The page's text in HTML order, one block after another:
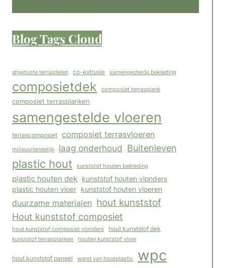
Blog Tags Cloud
afgetopte terrasdelen co-extrusie samengestelde bekleding
composietdek composiet terrasplank
composiet terrasplanken
samengestelde vloeren
terrascomposiet composiet terrasvloeren
milieuvriendelijk laag onderhoud Buitenleven
plastic hout kunststof houten bekleding
plastic houten dek kunststof houten vlonders
plastic houten vloer kunststof houten vloeren
duurzame materialen hout kunststof
Hout kunststof composiet
hout kunststof composiet vlonders hout kunststof dek
kunststof terrasplanken houten kunststof vloer
hout kunststof paneel wand van houtplastic wpc